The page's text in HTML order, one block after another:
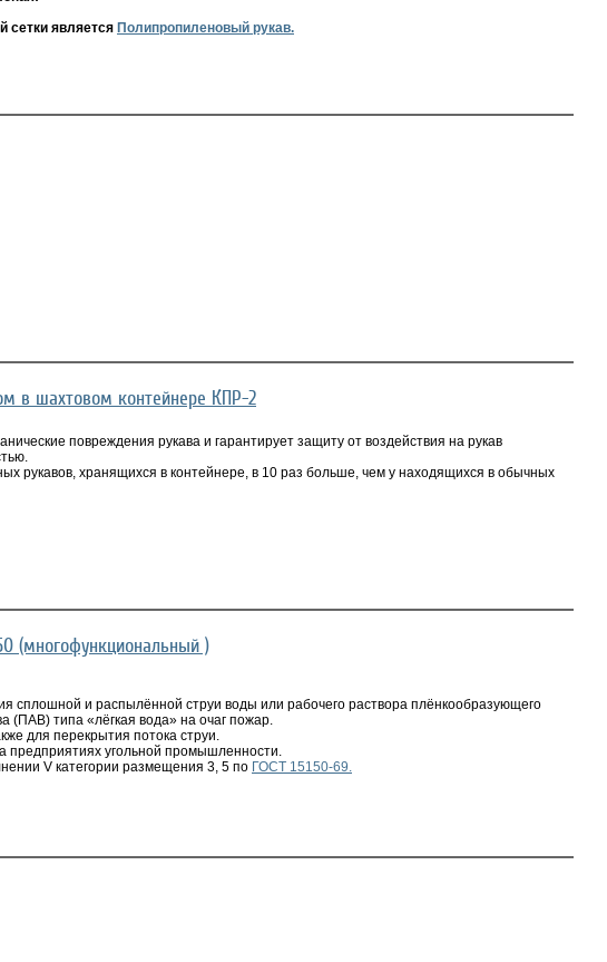
сетки является Полипропиленовый рукав.
в шахтовом контейнере КПР-2
повреждения рукава и гарантирует защиту от воздействия на рукав
рукавов, хранящихся в контейнере, в 10 раз больше, чем у находящихся в обычных
(многофункциональный )
сплошной и распылённой струи воды или рабочего раствора плёнкообразующего
(ПАВ) типа «лёгкая вода» на очаг пожар.
для перекрытия потока струи.
предприятиях угольной промышленности.
V категории размещения 3, 5 по ГОСТ 15150-69.